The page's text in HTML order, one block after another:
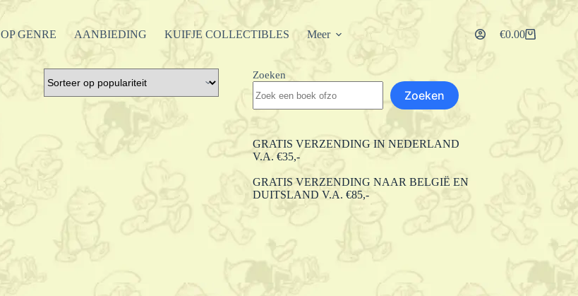
OP GENRE AANBIEDING KUIFJE COLLECTIBLES Meer Winkelwagen
€0.00
Zoeken
Zoeken
GRATIS VERZENDING IN NEDERLAND
V.A. €35,-
GRATIS VERZENDING NAAR BELGIË EN
DUITSLAND V.A. €85,-